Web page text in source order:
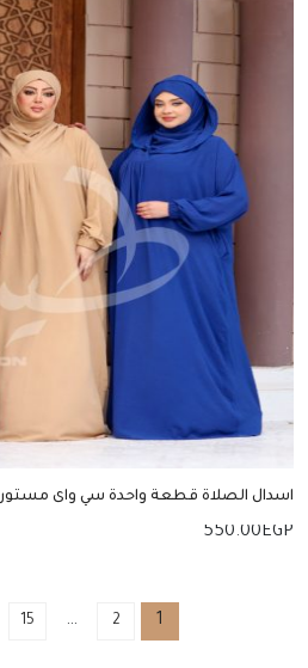
اسدال الصلاة قطعة واحدة سي واى
550.00EGP
1
2
…
15